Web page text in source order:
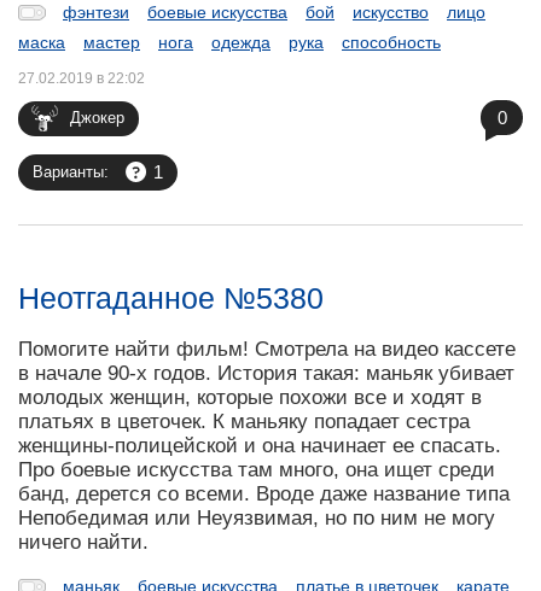
фэнтези боевые искусства бой искусство
лицо
маска
мастер нога одежда рука способность
Джокер
27.02.2019 в 22:02
Варианты: 1
0
Неотгаданное №5380
Помогите найти фильм! Смотрела на видео кассете
в начале 90-х годов. История такая: маньяк убивает
молодых женщин, которые похожи все и ходят в
платьях в цветочек. К маньяку попадает сестра
женщины-полицейской и она начинает ее спасать.
Про боевые искусства там много, она ищет среди
банд, дерется со всеми. Вроде даже название типа
Непобедимая или Неуязвимая, но по ним не могу
ничего найти.
маньяк боевые искусства платье в цветочек
карате